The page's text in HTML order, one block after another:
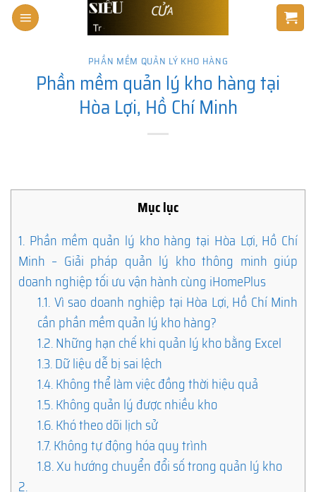
Skip
PHẦN MỀM QUẢN LÝ KHO HÀNG
Phần mềm quản lý kho hàng tại
Hòa Lợi, Hồ Chí Minh
Mục lục
1. Phần mềm quản lý kho hàng tại Hòa Lợi, Hồ Chí
Minh – Giải pháp quản lý kho thông minh giúp
doanh nghiệp tối ưu vận hành cùng iHomePlus
1.1. Vì sao doanh nghiệp tại Hòa Lợi, Hồ Chí Minh
cần phần mềm quản lý kho hàng?
1.2.Những hạn chế khi quản lý kho bằng Excel
1.3.Dữ liệu dễ bị sai lệch
1.4.Không thể làm việc đồng thời hiệu quả
1.5.Không quản lý được nhiều kho
1.6.Khó theo dõi lịch sử
1.7.Không tự động hóa quy trình
1.8.Xu hướng chuyển đổi số trong quản lý kho
2.